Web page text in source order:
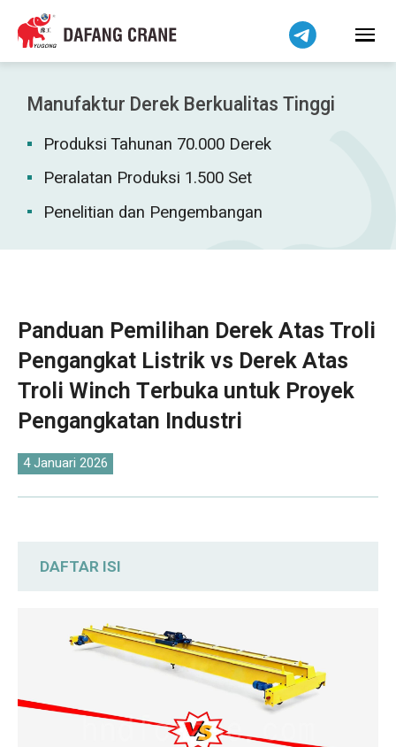
Manufaktur Derek Berkualitas Tinggi
Produksi Tahunan 70.000 Derek
Peralatan Produksi 1.500 Set
Penelitian dan Pengembangan
Panduan Pemilihan Derek Atas Troli
Pengangkat Listrik vs Derek Atas
Troli Winch Terbuka untuk Proyek
Pengangkatan Industri
4 Januari 2026
DAFTAR ISI
Berlaku
Perbandingan Mekanisme Pengangkatan:
Troli Pengangkat Elektrik vs Troli Derek
Terbuka
हिन्दी
Bahasa Melayu
Tiếng Việt
简体中文
فارسی
Pilipino
اردو
Kiswahili
Dansk
Norsk
O‘zbekcha